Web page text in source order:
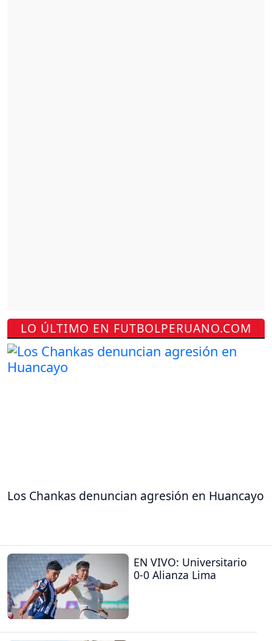
LO ÚLTIMO EN FUTBOLPERUANO.COM
Los Chankas denuncian agresión en Huancayo
EN VIVO: Universitario
0-0 Alianza Lima